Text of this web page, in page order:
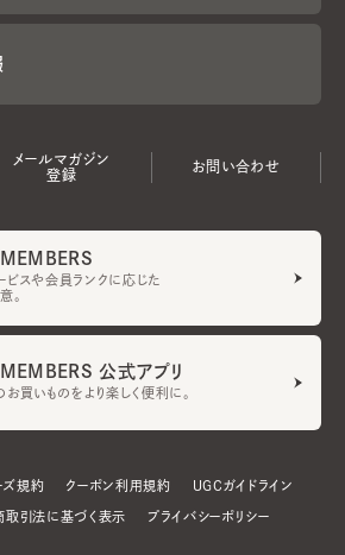
メールマガジン
登録
お問い合わせ
ビスや会員ランクに応じた
。
公式アプリ
買いものをより楽しく便利に。
ズ規約 クーポン利用規約 UGCガイドライン
取引法に基づく表示 プライバシーポリシー